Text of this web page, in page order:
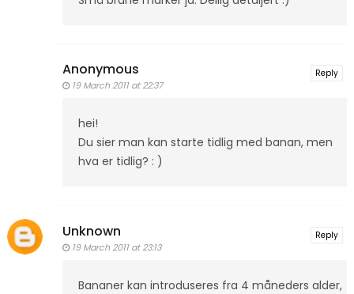
Anonymous
19 March 2011 at 22:37
hei!
Du sier man kan starte tidlig med banan, men
hva er tidlig? : )
Reply
Unknown
19 March 2011 at 23:13
Bananer kan introduseres fra 4 måneders alder,
Reply